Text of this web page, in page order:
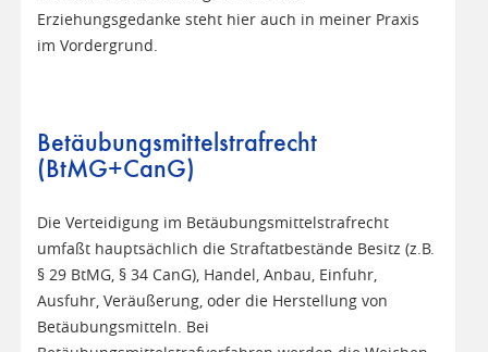
Erziehungsgedanke steht hier auch in meiner Praxis
im Vordergrund.
Betäubungsmittelstrafrecht
(BtMG+CanG)
Die Verteidigung im Betäubungsmittelstrafrecht
umfaßt hauptsächlich die Straftatbestände Besitz (z.B.
§ 29 BtMG, § 34 CanG), Handel, Anbau, Einfuhr,
Ausfuhr, Veräußerung, oder die Herstellung von
Betäubungsmitteln. Bei